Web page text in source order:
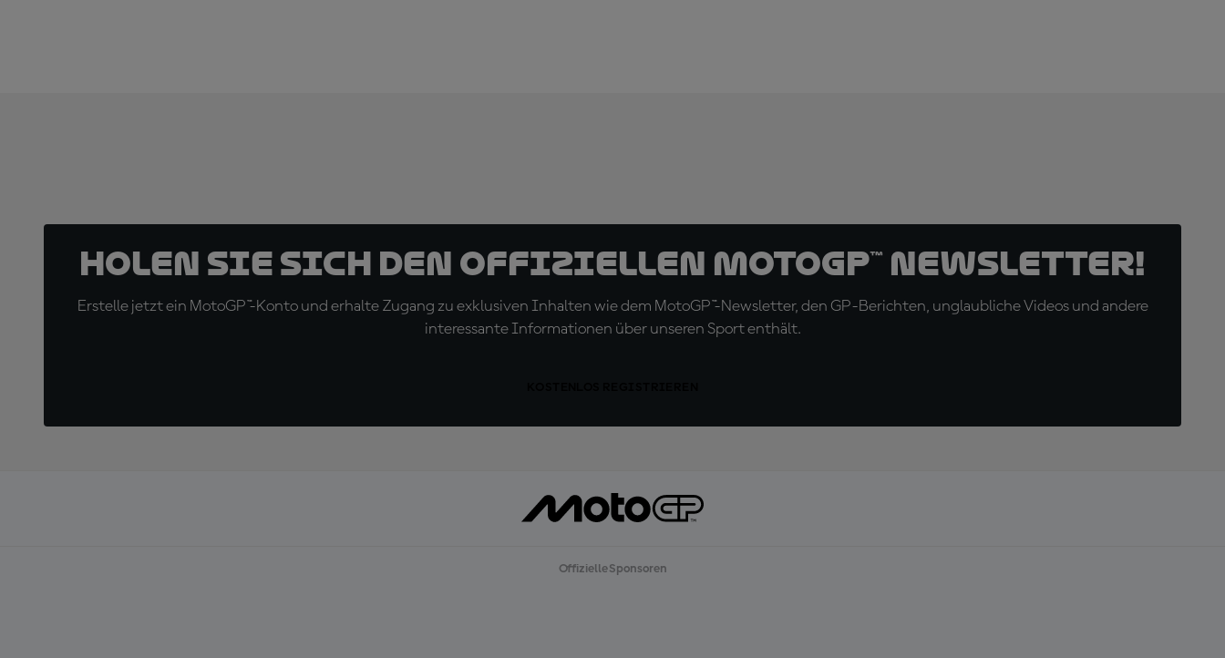
Holen Sie sich den offiziellen MotoGP™ Newsletter!
Erstelle jetzt ein MotoGP™-Konto und erhalte Zugang zu exklusiven Inhalten wie dem MotoGP™-Newsletter, den GP-Berichten, unglaubliche Videos und andere
interessante Informationen über unseren Sport enthält.
Offizielle Sponsoren